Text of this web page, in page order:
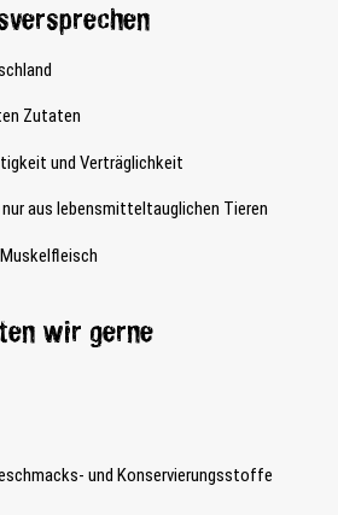
Zutaten
und Verträglichkeit
aus lebensmitteltauglichen Tieren
wir gerne
und Konservierungsstoffe